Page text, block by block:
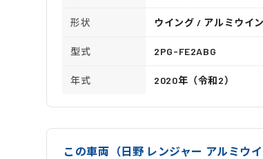
形状 ウイング / アルミウイ
型式 2PG-FE2ABG
年式 2020年（令和2）
この車両（日野 レンジャー アルミウ